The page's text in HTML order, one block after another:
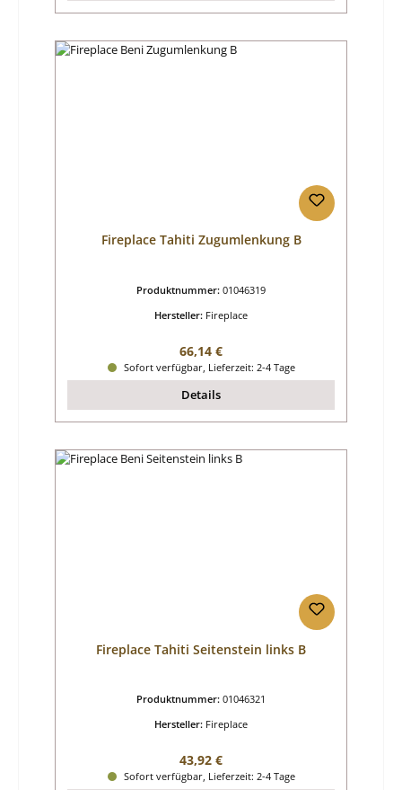
Fireplace Tahiti Zugumlenkung B
Produktnummer: 01046319
Hersteller: Fireplace
Regulärer Preis:
66,14 €
Sofort verfügbar, Lieferzeit: 2-4 Tage
Details
Fireplace Tahiti Seitenstein links B
Produktnummer: 01046321
Hersteller: Fireplace
Regulärer Preis:
43,92 €
Sofort verfügbar, Lieferzeit: 2-4 Tage